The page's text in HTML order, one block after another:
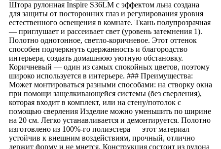
Штора рулонная Inspire S36LM с эффектом льна создана
для защиты от посторонних глаз и регулирования уровня
естественного освещения в комнате. Ткань полупрозрачная
— приглушает и рассеивает свет (уровень затемнения 1).
Полотно однотонное, светло-коричневое. Этот оттенок
способен подчеркнуть сдержанность и благородство
интерьера, создать домашнюю уютную обстановку.
Коричневый — один из самых спокойных цветов, поэтому
широко используется в интерьере. ### Преимущества:
Может монтироваться разными способами: на створку окна
при помощи защелкивающейся системы (без сверления),
которая входит в комплект, или на стену/потолок с
помощью сверления Изделие можно уменьшить по ширине
на 20 см. Легко устанавливается и демонтируется. Полотно
изготовлено из 100%-го полиэстера — этот материал
устойчив к внешним воздействиям, прочный, отлично
держит форму и не мнется. Конструкция состоит из рулона